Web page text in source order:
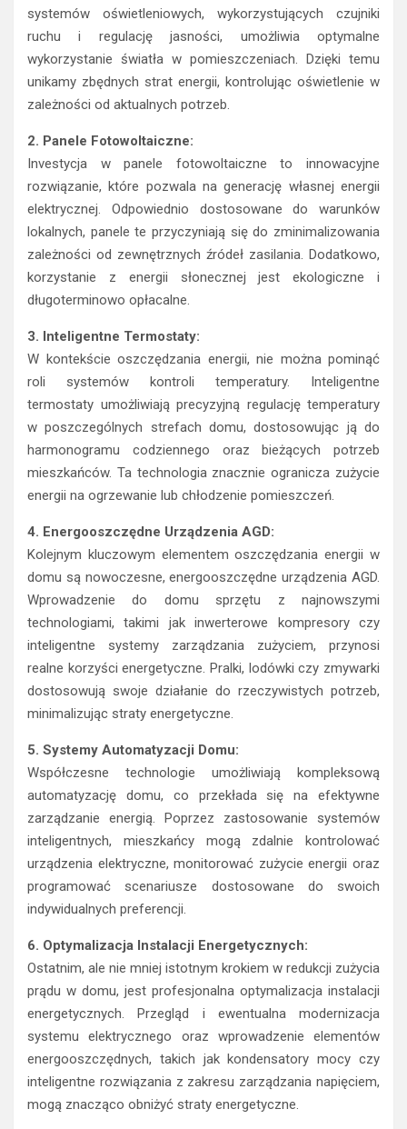
systemów oświetleniowych, wykorzystujących czujniki
ruchu i regulację jasności, umożliwia optymalne
wykorzystanie światła w pomieszczeniach. Dzięki temu
unikamy zbędnych strat energii, kontrolując oświetlenie w
zależności od aktualnych potrzeb.
2. Panele Fotowoltaiczne:
Investycja w panele fotowoltaiczne to innowacyjne
rozwiązanie, które pozwala na generację własnej energii
elektrycznej. Odpowiednio dostosowane do warunków
lokalnych, panele te przyczyniają się do zminimalizowania
zależności od zewnętrznych źródeł zasilania. Dodatkowo,
korzystanie z energii słonecznej jest ekologiczne i
długoterminowo opłacalne.
3. Inteligentne Termostaty:
W kontekście oszczędzania energii, nie można pominąć
roli systemów kontroli temperatury. Inteligentne
termostaty umożliwiają precyzyjną regulację temperatury
w poszczególnych strefach domu, dostosowując ją do
harmonogramu codziennego oraz bieżących potrzeb
mieszkańców. Ta technologia znacznie ogranicza zużycie
energii na ogrzewanie lub chłodzenie pomieszczeń.
4. Energooszczędne Urządzenia AGD:
Kolejnym kluczowym elementem oszczędzania energii w
domu są nowoczesne, energooszczędne urządzenia AGD.
Wprowadzenie do domu sprzętu z najnowszymi
technologiami, takimi jak inwerterowe kompresory czy
inteligentne systemy zarządzania zużyciem, przynosi
realne korzyści energetyczne. Pralki, lodówki czy zmywarki
dostosowują swoje działanie do rzeczywistych potrzeb,
minimalizując straty energetyczne.
5. Systemy Automatyzacji Domu:
Współczesne technologie umożliwiają kompleksową
automatyzację domu, co przekłada się na efektywne
zarządzanie energią. Poprzez zastosowanie systemów
inteligentnych, mieszkańcy mogą zdalnie kontrolować
urządzenia elektryczne, monitorować zużycie energii oraz
programować scenariusze dostosowane do swoich
indywidualnych preferencji.
6. Optymalizacja Instalacji Energetycznych:
Ostatnim, ale nie mniej istotnym krokiem w redukcji zużycia
prądu w domu, jest profesjonalna optymalizacja instalacji
energetycznych. Przegląd i ewentualna modernizacja
systemu elektrycznego oraz wprowadzenie elementów
energooszczędnych, takich jak kondensatory mocy czy
inteligentne rozwiązania z zakresu zarządzania napięciem,
mogą znacząco obniżyć straty energetyczne.